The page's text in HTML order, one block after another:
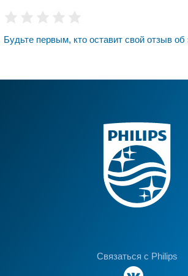
Будьте первым, кто оставит свой отзыв
Связаться с Philips